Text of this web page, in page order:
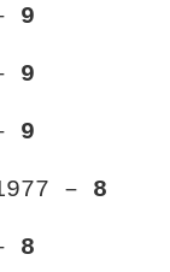
9
9
9
– 8
8